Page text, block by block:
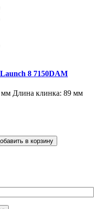
8 7150DAM
мм Длина клинка: 89 мм